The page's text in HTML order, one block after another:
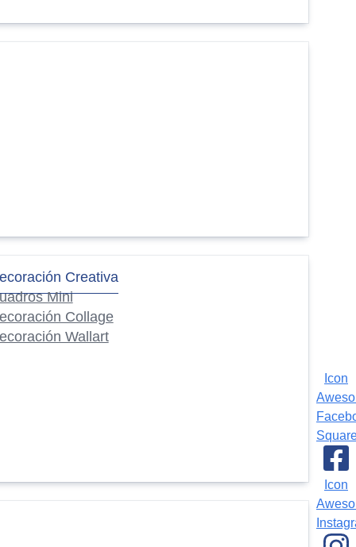
Creativa
Mini
Collage
Wallart
Icon
Icon